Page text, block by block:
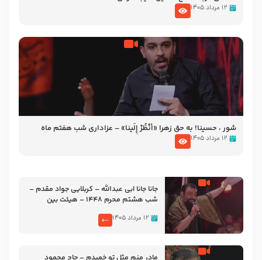
۱۲ مرداد ۱۴۰۵
شور ، حسینا! به‌ حق زهرا «أُنْظُرْ إِلَینا» – عزاداری شب هفتم ماه
محرّم 1405
۱۲ مرداد ۱۴۰۵
جانا جانا ابی عبدالله – کربلایی جواد مقدم –
شب هشتم محرم 1448 – هیئت بین
۱۲ مرداد ۱۴۰۵
مادر منم مثل تو خمیدم – حاج محمود